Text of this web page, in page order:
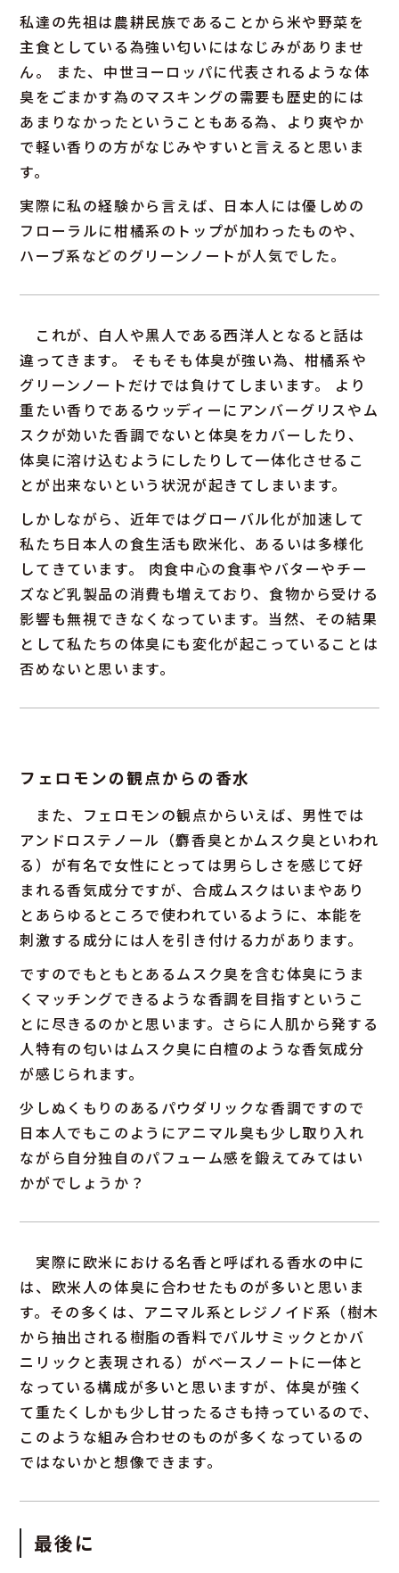
私達の先祖は農耕民族であることから米や野菜を
主食としている為強い匂いにはなじみがありませ
ん。 また、中世ヨーロッパに代表されるような体
臭をごまかす為のマスキングの需要も歴史的には
あまりなかったということもある為、より爽やか
で軽い香りの方がなじみやすいと言えると思いま
す。
実際に私の経験から言えば、日本人には優しめの
フローラルに柑橘系のトップが加わったものや、
ハーブ系などのグリーンノートが人気でした。
これが、白人や黒人である西洋人となると話は
違ってきます。 そもそも体臭が強い為、柑橘系や
グリーンノートだけでは負けてしまいます。 より
重たい香りであるウッディーにアンバーグリスやム
スクが効いた香調でないと体臭をカバーしたり、
体臭に溶け込むようにしたりして一体化させるこ
とが出来ないという状況が起きてしまいます。
しかしながら、近年ではグローバル化が加速して
私たち日本人の食生活も欧米化、あるいは多様化
してきています。 肉食中心の食事やバターやチー
ズなど乳製品の消費も増えており、食物から受ける
影響も無視できなくなっています。当然、その結果
として私たちの体臭にも変化が起こっていることは
否めないと思います。
フェロモンの観点からの香水
また、フェロモンの観点からいえば、男性では
アンドロステノール（麝香臭とかムスク臭といわれ
る）が有名で女性にとっては男らしさを感じて好
まれる香気成分ですが、合成ムスクはいまやあり
とあらゆるところで使われているように、本能を
刺激する成分には人を引き付ける力があります。
ですのでもともとあるムスク臭を含む体臭にうま
くマッチングできるような香調を目指すというこ
とに尽きるのかと思います。さらに人肌から発する
人特有の匂いはムスク臭に白檀のような香気成分
が感じられます。
少しぬくもりのあるパウダリックな香調ですので
日本人でもこのようにアニマル臭も少し取り入れ
ながら自分独自のパフューム感を鍛えてみてはい
かがでしょうか？
実際に欧米における名香と呼ばれる香水の中に
は、欧米人の体臭に合わせたものが多いと思いま
す。その多くは、アニマル系とレジノイド系（樹木
から抽出される樹脂の香料でバルサミックとかバ
ニリックと表現される）がベースノートに一体と
なっている構成が多いと思いますが、体臭が強く
て重たくしかも少し甘ったるさも持っているので、
このような組み合わせのものが多くなっているの
ではないかと想像できます。
最後に